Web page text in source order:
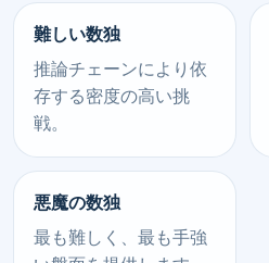
難しい数独
推論チェーンにより依
存する密度の高い挑
戦。
悪魔の数独
最も難しく、最も手強